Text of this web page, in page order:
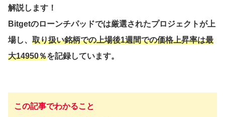
解説します！
Bitgetのローンチパッドでは厳選されたプロジェクトが上
場し、 取り扱い銘柄での上場後1週間での価格上昇率は最
大14950％を記録しています。
この記事でわかること